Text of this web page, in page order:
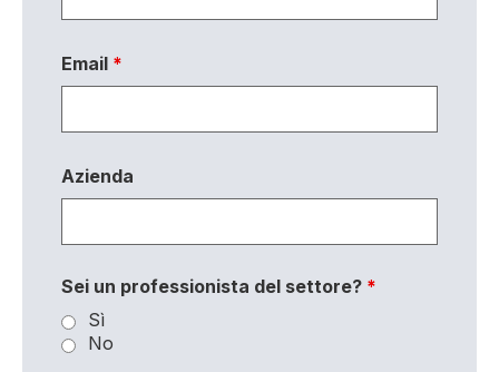
Email *
Azienda
Sei un professionista del settore? *
Sì
No